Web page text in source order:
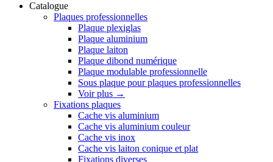
Catalogue
Plaques professionnelles
Plaque plexiglas
Plaque aluminium
Plaque laiton
Plaque dibond numérique
Plaque modulable professionnelle
Sous plaque pour plaques professionnelles
Voir plus →
Fixations plaques
Cache vis aluminium
Cache vis aluminium couleur
Cache vis inox
Cache vis laiton conique et plat
Fixations diverses